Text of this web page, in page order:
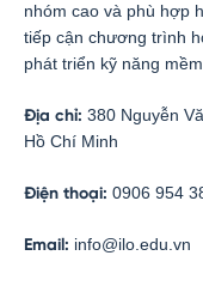
nhóm cao và phù hợp
tiếp cận chương trình
phát triển kỹ năng
Địa chỉ: 380 Nguyễn
Hồ Chí Minh
Điện thoại: 0906 954
Email: info@ilo.edu.vn